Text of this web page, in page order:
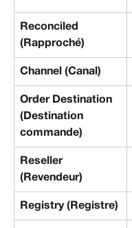
Reconciled
(Rapproché)
Channel (Canal)
Order Destination
(Destination
commande)
Reseller
(Revendeur)
Registry (Registre)